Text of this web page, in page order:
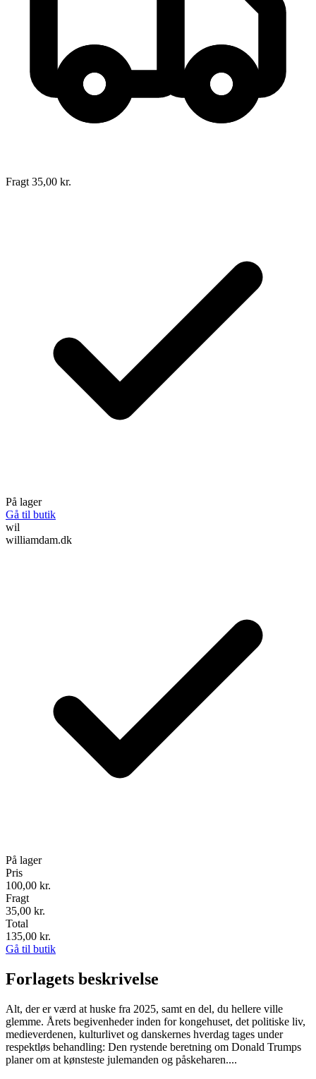
Fragt 35,00 kr.
På lager
Gå til butik
wil
williamdam.dk
På lager
Pris
100,00 kr.
Fragt
35,00 kr.
Total
135,00 kr.
Gå til butik
Forlagets beskrivelse
Alt, der er værd at huske fra 2025, samt en del, du hellere ville
glemme. Årets begivenheder inden for kongehuset, det politiske liv,
medieverdenen, kulturlivet og danskernes hverdag tages under
respektløs behandling: Den rystende beretning om Donald Trumps
planer om at kønsteste julemanden og påskeharen....